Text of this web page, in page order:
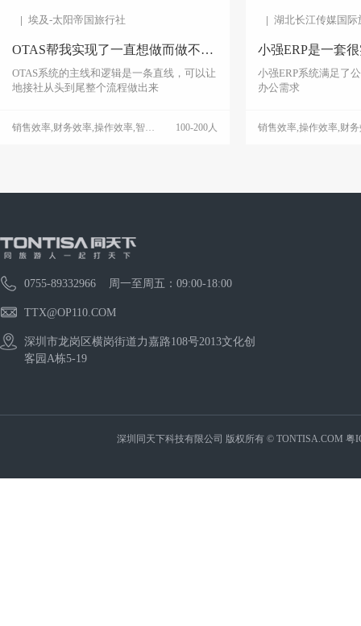
埃及-太阳帝国旅行社
OTAS帮我实现了一直想做而做不到的事
OTAS系统的主线和逻辑是一条直线，可以让
地接社从头到尾整个流程做出来
销售效率,财务效率,操作效率,智能管理,数据统计,老板运营 订单管理,财务管理,数
100-200人
湖北长江传媒国
小强ERP是一套
小强ERP系统满足了
办公需求
0755-89332966 周一至周五：09:00-18:00
TTX@OP110.COM
深圳市龙岗区横岗街道力嘉路108号2013文化创
客园A栋5-19
深圳同天下科技有限公司 版权所有 © TONTISA.COM 粤